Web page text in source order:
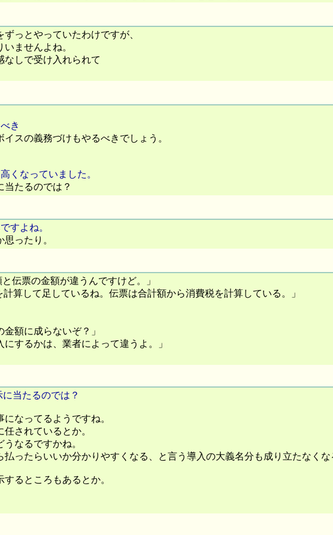
っとやっていたわけですが、
ませんよね。
なしで受け入れられて
き
スの義務づけもやるべきでしょう。
くなっていました。
当たるのでは？
すよね。
ったり。
伝票の金額が違うんですけど。」
計算して足しているね。伝票は合計額から消費税を計算している。」
額に成らないぞ？」
するかは、業者によって違うよ。」
当たるのでは？
なってるようですね。
されているとか。
なるですかね。
ったらいいか分かりやすくなる、と言う導入の大義名分も成り立たなく
るところもあるとか。